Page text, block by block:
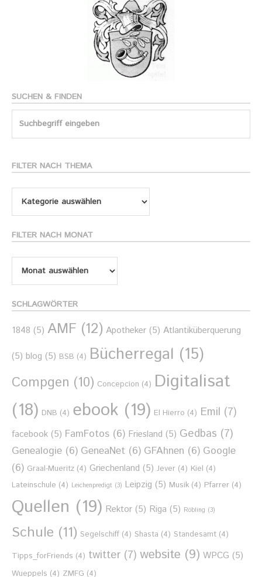
SUCHEN & FINDEN
Search
FILTER NACH THEMA
Filter
FILTER NACH MONAT
Filter
nach
Monat
SCHLAGWÖRTER
1848 (5) AMF (12) Apotheker (5) Atlantiküberquerung
(5) blog (5) BSB (4) Bücherregal (15)
Compgen (10) Concepcion (4) Digitalisat
(18) DNB (4) ebook (19) El Hierro (4) Emil (7)
facebook (5) FamFotos (6) Friesland (5) Gedbas (7)
Genealogie (6) GeneaNet (6) GFAhnen (6) Google
(6) Graal-Mueritz (4) Griechenland (5) Jever (4) Kiel (4)
Lateinschule (4) Leichenpredigt (3) Leipzig (5) Musik (4) Pfarrer (4)
Quellen (19) Rektor (5) Riga (5) Röbling (3)
Schule (11) Segelschiff (4) Shasta (4) Standesamt (4)
Tipps_forFriends (4) twitter (7) website (9) WPCG (5)
Wueppels (4) ZMFG (4)